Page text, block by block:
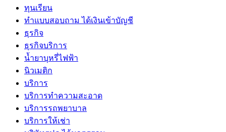
ทุนเรียน
ทําแบบสอบถาม ได้เงินเข้าบัญชี
ธุรกิจ
ธุรกิจบริการ
น้ำยาบุหรี่ไฟฟ้า
นิวเมติก
บริการ
บริการทำความสะอาด
บริการรถพยาบาล
บริการให้เช่า